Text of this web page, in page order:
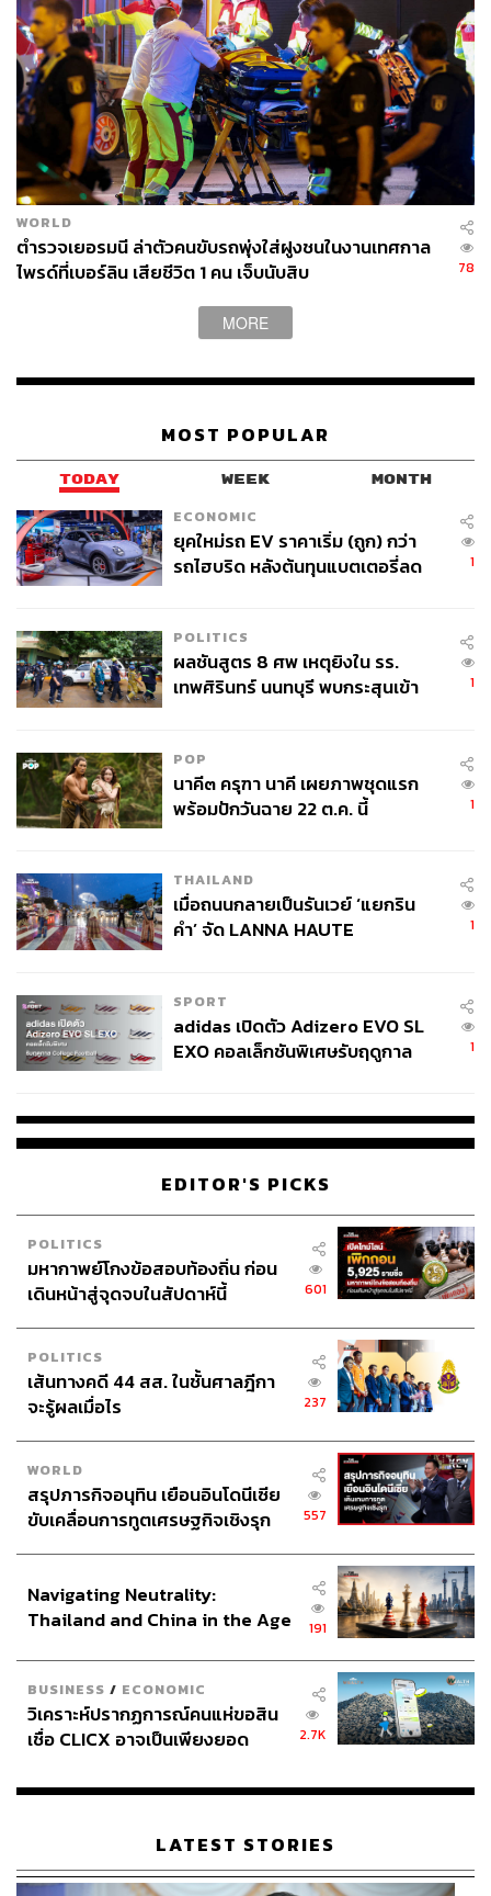
WORLD
ตำรวจเยอรมนี ล่าตัวคนขับรถพุ่งใส่ฝูงชนในงานเทศกาล
ไพรด์ที่เบอร์ลิน เสียชีวิต 1 คน เจ็บนับสิบ
78
MORE
MOST POPULAR
TODAY WEEK MONTH
ECONOMIC
ยุคใหม่รถ EV ราคาเริ่ม (ถูก) กว่า
รถไฮบริด หลังต้นทุนแบตเตอรี่ลด
1
POLITICS
ผลชันสูตร 8 ศพ เหตุยิงใน รร.
เทพศิรินทร์ นนทบุรี พบกระสุนเข้า
1
POP
นาคี๓ ครุฑา นาคี เผยภาพชุดแรก
พร้อมปักวันฉาย 22 ต.ค. นี้
1
THAILAND
เมื่อถนนกลายเป็นรันเวย์ ‘แยกริน
คำ’ จัด LANNA HAUTE
1
SPORT
adidas เปิดตัว Adizero EVO SL
EXO คอลเล็กชันพิเศษรับฤดูกาล
1
EDITOR'S PICKS
POLITICS
มหากาพย์โกงข้อสอบท้องถิ่น ก่อน
เดินหน้าสู่จุดจบในสัปดาห์นี้
601
POLITICS
เส้นทางคดี 44 สส. ในชั้นศาลฎีกา
จะรู้ผลเมื่อไร
237
WORLD
สรุปภารกิจอนุทิน เยือนอินโดนีเซีย
ขับเคลื่อนการทูตเศรษฐกิจเชิงรุก
557
Navigating Neutrality:
Thailand and China in the Age
191
BUSINESS / ECONOMIC
วิเคราะห์ปรากฏการณ์คนแห่ขอสิน
เชื่อ CLICX อาจเป็นเพียงยอด
เรือนไทยที่ถูกซุกไว้
2.7K
LATEST STORIES